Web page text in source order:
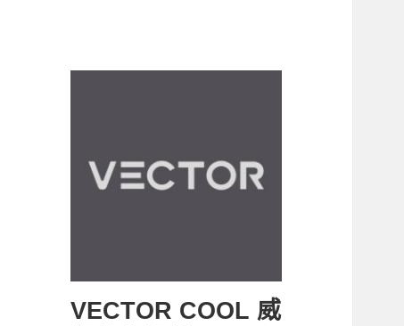
VECTOR COOL 威